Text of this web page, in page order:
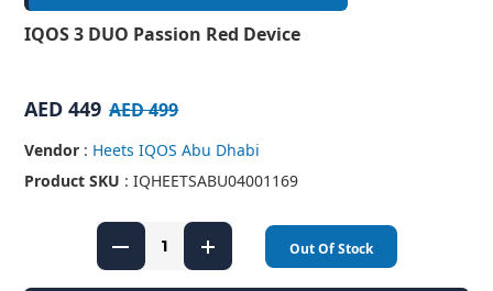
IQOS 3 DUO Passion Red Device
AED 449 AED 499
Vendor : Heets IQOS Abu Dhabi
Product SKU : IQHEETSABU04001169
Out Of Stock